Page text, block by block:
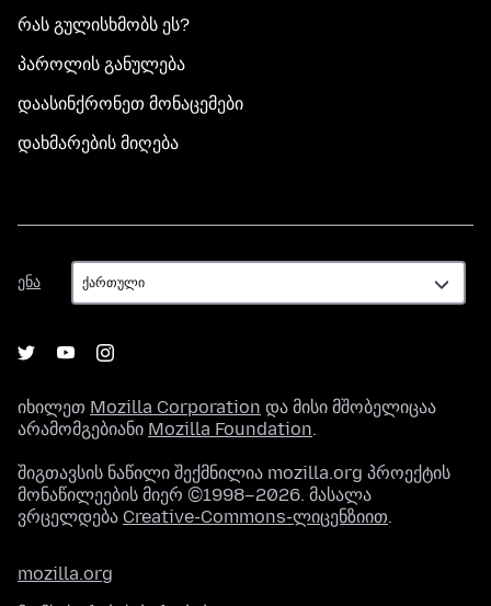
რას გულისხმობს ეს?
პაროლის განულება
დაასინქრონეთ მონაცემები
დახმარების მიღება
ენა
ენა
იხილეთ Mozilla Corporation და მისი მშობელიცაა
არამომგებიანი Mozilla Foundation.
შიგთავსის ნაწილი შექმნილია mozilla.org პროექტის
მონაწილეების მიერ ©1998–2026. მასალა
ვრცელდება Creative-Commons-ლიცენზიით.
mozilla.org